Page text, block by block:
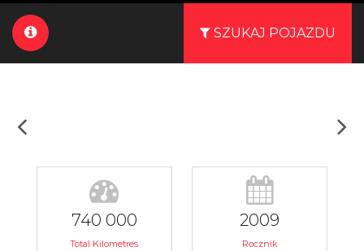
SZUKAJ POJAZDU
740 000
Total Kilometres
2009
Rocznik